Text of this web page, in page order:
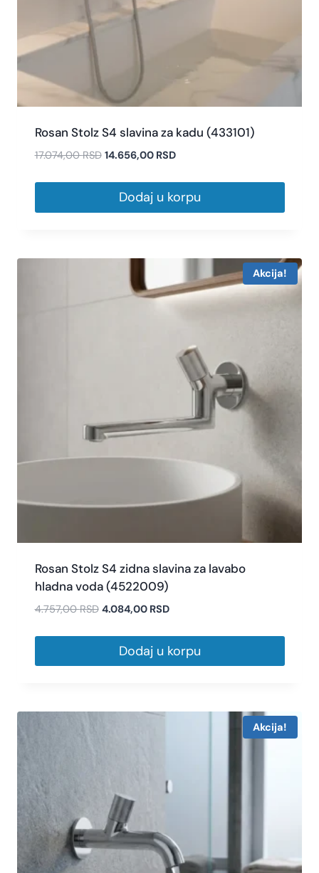
Rosan Stolz S4 slavina za kadu (433101)
17.074,00RSD 14.656,00 RSD
Dodaj u korpu
Akcija!
Rosan Stolz S4 zidna slavina za lavabo
hladna voda (4522009)
4.757,00RSD 4.084,00 RSD
Dodaj u korpu
Akcija!